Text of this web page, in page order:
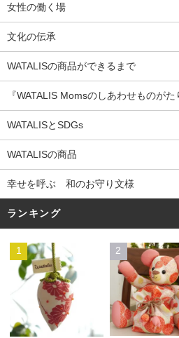
女性の働く場
文化の伝承
WATALISの商品ができるまで
『WATALIS Momsのしあわせものが
WATALISとSDGs
WATALISの商品
幸せを呼ぶ 和のお守り文様
ランキング
1 2